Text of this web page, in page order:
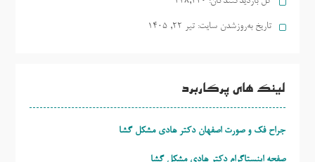
تاریخ به‌روزشدن سایت: تیر ۲۲, ۱۴۰۵
لینک های پرکاربرد
جراح فک و صورت اصفهان دکتر هادی مشکل گشا
صفحه اینستاگرام دکتر هادی مشکل گشا